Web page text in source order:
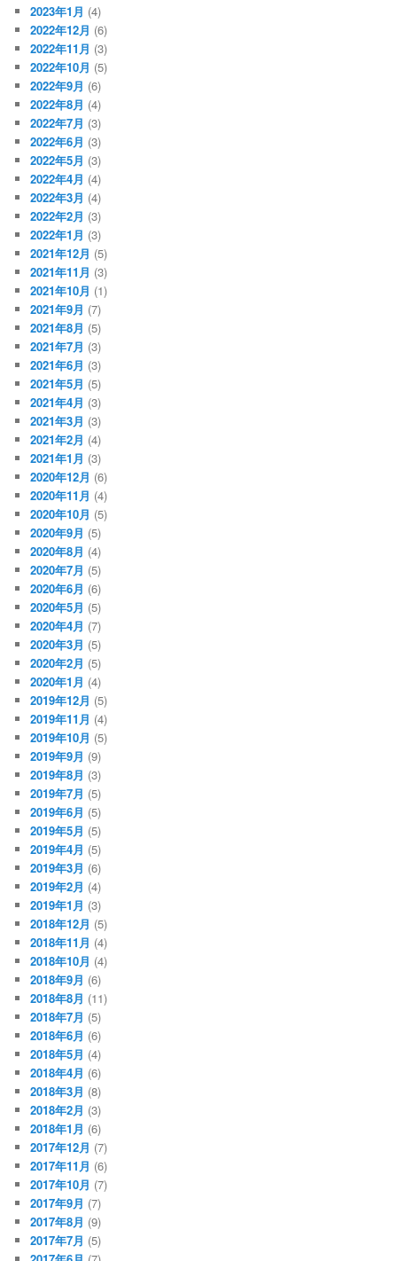
2023年1月 (4)
2022年12月 (6)
2022年11月 (3)
2022年10月 (5)
2022年9月 (6)
2022年8月 (4)
2022年7月 (3)
2022年6月 (3)
2022年5月 (3)
2022年4月 (4)
2022年3月 (4)
2022年2月 (3)
2022年1月 (3)
2021年12月 (5)
2021年11月 (3)
2021年10月 (1)
2021年9月 (7)
2021年8月 (5)
2021年7月 (3)
2021年6月 (3)
2021年5月 (5)
2021年4月 (3)
2021年3月 (3)
2021年2月 (4)
2021年1月 (3)
2020年12月 (6)
2020年11月 (4)
2020年10月 (5)
2020年9月 (5)
2020年8月 (4)
2020年7月 (5)
2020年6月 (6)
2020年5月 (5)
2020年4月 (7)
2020年3月 (5)
2020年2月 (5)
2020年1月 (4)
2019年12月 (5)
2019年11月 (4)
2019年10月 (5)
2019年9月 (9)
2019年8月 (3)
2019年7月 (5)
2019年6月 (5)
2019年5月 (5)
2019年4月 (5)
2019年3月 (6)
2019年2月 (4)
2019年1月 (3)
2018年12月 (5)
2018年11月 (4)
2018年10月 (4)
2018年9月 (6)
2018年8月 (11)
2018年7月 (5)
2018年6月 (6)
2018年5月 (4)
2018年4月 (6)
2018年3月 (8)
2018年2月 (3)
2018年1月 (6)
2017年12月 (7)
2017年11月 (6)
2017年10月 (7)
2017年9月 (7)
2017年8月 (9)
2017年7月 (5)